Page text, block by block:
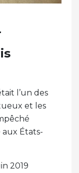
l’un des
et les
États-
2019